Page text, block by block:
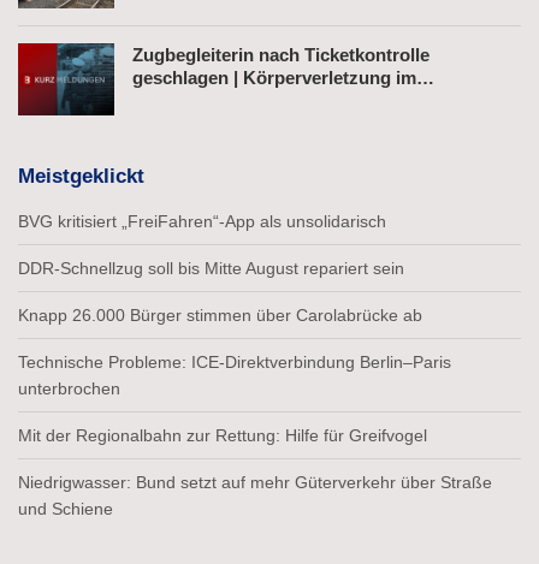
Zugbegleiterin nach Ticketkontrolle
geschlagen | Körperverletzung im
Meistgeklickt
BVG kritisiert „FreiFahren“-App als unsolidarisch
DDR-Schnellzug soll bis Mitte August repariert sein
Knapp 26.000 Bürger stimmen über Carolabrücke ab
Technische Probleme: ICE-Direktverbindung Berlin–Paris
unterbrochen
Mit der Regionalbahn zur Rettung: Hilfe für Greifvogel
Niedrigwasser: Bund setzt auf mehr Güterverkehr über Straße
und Schiene